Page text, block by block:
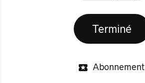
Terminé
Abonnement